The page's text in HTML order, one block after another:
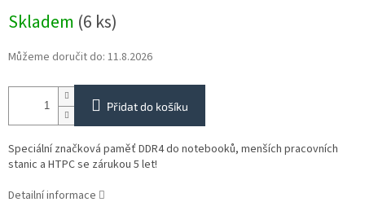
cena:
Skladem (6 ks)
Můžeme doručit do: 11.8.2026
Přidat do košíku
Speciální značková paměť DDR4 do notebooků, menších pracovních
stanic a HTPC se zárukou 5 let!
Detailní informace